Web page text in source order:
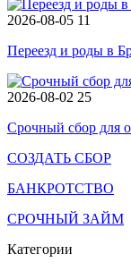
2026-08-05 11
Переезд и роды в
2026-08-02 25
Срочный сбор для
СОЗДАТЬ СБОР
БАНКРОТСТВО
СРОЧНЫЙ ЗАЙМ
Категории